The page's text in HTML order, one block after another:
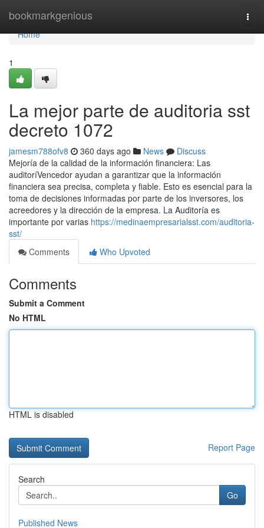
bookmarkgenious
Home
Home
1
La mejor parte de auditoria sst
decreto 1072
jamesm788ofv8 360 days ago News
Discuss
Mejoría de la calidad de la información financiera: Las
auditoríVencedor ayudan a garantizar que la información
financiera sea precisa, completa y fiable. Esto es esencial para la
toma de decisiones informadas por parte de los inversores, los
acreedores y la dirección de la empresa. La Auditoría es
importante por varias https://medinaempresarialsst.com/auditoria-
sst/
Comments
Who Upvoted
Comments
Submit a Comment
No HTML
HTML is disabled
Report Page
Search
Go
Published News